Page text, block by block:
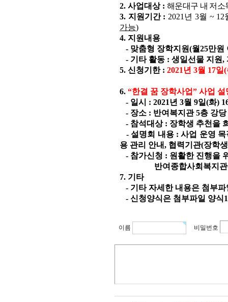
2. 사업대상 : 해운대구 내 저소
3. 지원기간 : 2021 년 3월 ~ 12
가능)
4. 지원내용
- 맞춤형 장학지원(월25만원
- 기타 활동 : 생일선물 지원,
5. 신청기한 : 2021년 3월 17일
6. “한결 꿈 장학사업” 사업 설
- 일시 : 2021년 3월 9일(화)
- 장소 : 반여복지관 5층 강당
- 참석대상 : 장학생 추천을
- 설명회 내용 : 사업 운영 목
용 관리 안내, 협력기관(장학
- 참가신청 : 원활한 진행을
반여종합사회복지관
7. 기타
- 기타 자세한 내용은 첨부파
- 신청양식은 첨부파일 양식
이름 비밀번호